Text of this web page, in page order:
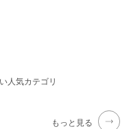
人気カテゴリ
もっと見る